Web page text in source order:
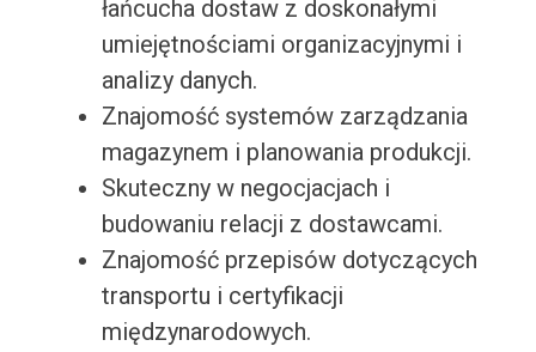
łańcucha dostaw z doskonałymi
umiejętnościami organizacyjnymi i
analizy danych.
Znajomość systemów zarządzania
magazynem i planowania produkcji.
Skuteczny w negocjacjach i
budowaniu relacji z dostawcami.
Znajomość przepisów dotyczących
transportu i certyfikacji
międzynarodowych.